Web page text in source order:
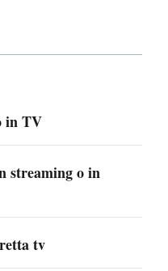
in TV
streaming o in
tv